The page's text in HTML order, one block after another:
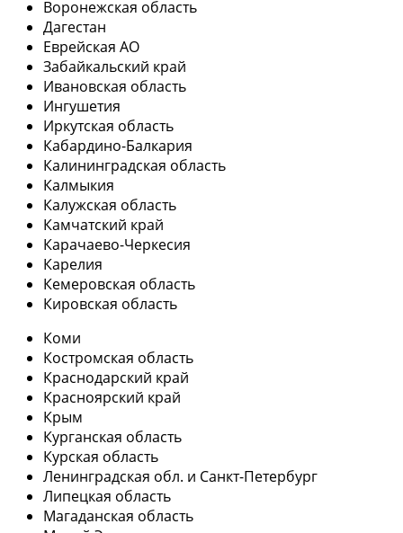
Воронежская область
Дагестан
Еврейская АО
Забайкальский край
Ивановская область
Ингушетия
Иркутская область
Кабардино-Балкария
Калининградская область
Калмыкия
Калужская область
Камчатский край
Карачаево-Черкесия
Карелия
Кемеровская область
Кировская область
Коми
Костромская область
Краснодарский край
Красноярский край
Крым
Курганская область
Курская область
Ленинградская обл. и Санкт-Петербург
Липецкая область
Магаданская область